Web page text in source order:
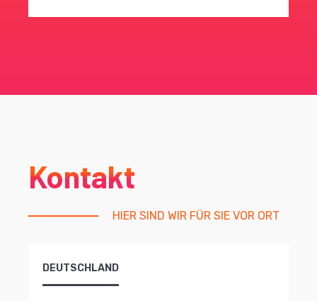
Kontakt
HIER SIND WIR FÜR SIE VOR ORT
DEUTSCHLAND